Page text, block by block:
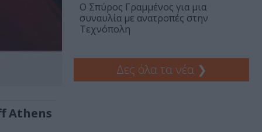
Athens
Ο Σπύρος Γραμμένος για μια
συναυλία με ανατροπές στην
Τεχνόπολη
Δες όλα τα νέα ❯